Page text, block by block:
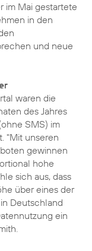
im Mai gestartete
in den
und neue
waren die
des Jahres
SMS) im
"Mit unseren
gewinnen
hohe
sich aus, dass
über eines der
Deutschland
ein